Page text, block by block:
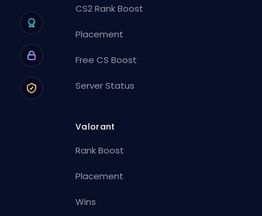
CS2 Rank Boost
Placement
Free CS Boost
Server Status
Valorant
Rank Boost
Placement
Wins